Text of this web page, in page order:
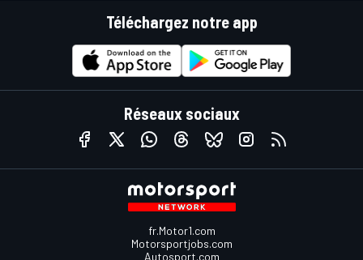
Téléchargez notre app
Réseaux sociaux
fr.Motor1.com
Motorsportjobs.com
Autosport.com